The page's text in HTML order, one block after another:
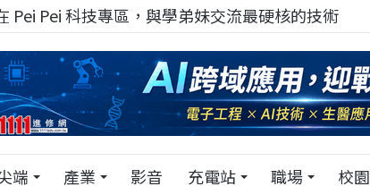
Pei Pei 科技專區，與學弟妹交流最硬核的技術
端 產業 影音 充電站 職場 校園